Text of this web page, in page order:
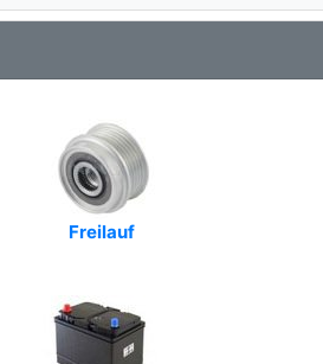
Art.-Nr.: 553395RI
Art.-Nr.: ALTBM-7006
Art.-Nr.: XAL36815AD
Art.-Nr.: AAL1272
Art.-Nr.: AL-143JM
Art.-Nr.: A2079V
Art.-Nr.: G104231
Freilauf